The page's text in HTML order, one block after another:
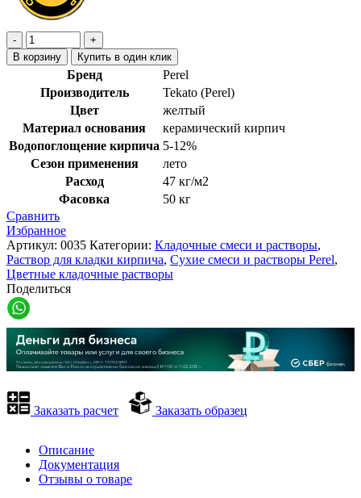
В корзину Купить в один клик
Бренд
Perel
Производитель
Tekato (Perel)
Цвет
желтый
Материал основания
керамический кирпич
Водопоглощение кирпича 5-12%
Сезон применения
лето
Расход
47 кг/м2
Фасовка
50 кг
Сравнить
Избранное
Артикул: 0035 Категории: Кладочные смеси и растворы,
Раствор для кладки кирпича, Сухие смеси и растворы Perel,
Цветные кладочные растворы
Поделиться
Заказать расчет Заказать образец
Описание
Документация
Отзывы о товаре